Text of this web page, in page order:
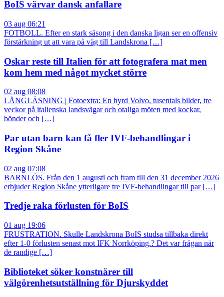
BoIS värvar dansk anfallare
03 aug 06:21
FOTBOLL. Efter en stark säsong i den danska ligan ser en offensiv
förstärkning ut att vara på väg till Landskrona […]
Oskar reste till Italien för att fotografera mat men
kom hem med något mycket större
02 aug 08:08
LÅNGLÄSNING | Fotoextra: En hyrd Volvo, tusentals bilder, tre
veckor på italienska landsvägar och otaliga möten med kockar,
bönder och […]
Par utan barn kan få fler IVF-behandlingar i
Region Skåne
02 aug 07:08
BARNLÖS. Från den 1 augusti och fram till den 31 december 2026
erbjuder Region Skåne ytterligare tre IVF-behandlingar till par […]
Tredje raka förlusten för BoIS
01 aug 19:06
FRUSTRATION. Skulle Landskrona BoIS studsa tillbaka direkt
efter 1-0 förlusten senast mot IFK Norrköping.? Det var frågan när
de randige […]
Biblioteket söker konstnärer till
välgörenhetsutställning för Djurskyddet